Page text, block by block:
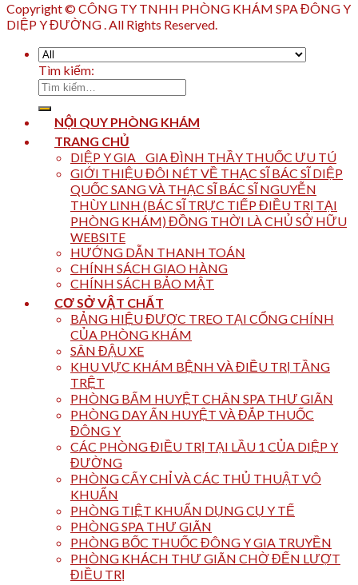
Copyright © CÔNG TY TNHH PHÒNG KHÁM SPA ĐÔNG Y
DIỆP Y ĐƯỜNG . All Rights Reserved.
Tìm kiếm:
NỘI QUY PHÒNG KHÁM
TRANG CHỦ
DIỆP Y GIA _ GIA ĐÌNH THẦY THUỐC ƯU TÚ
GIỚI THIỆU ĐÔI NÉT VỀ THẠC SĨ BÁC SĨ DIỆP
QUỐC SANG VÀ THẠC SĨ BÁC SĨ NGUYỄN
THÙY LINH (BÁC SĨ TRỰC TIẾP ĐIỀU TRỊ TẠI
PHÒNG KHÁM) ĐỒNG THỜI LÀ CHỦ SỞ HỮU
WEBSITE
HƯỚNG DẪN THANH TOÁN
CHÍNH SÁCH GIAO HÀNG
CHÍNH SÁCH BẢO MẬT
CƠ SỞ VẬT CHẤT
BẢNG HIỆU ĐƯỢC TREO TẠI CỔNG CHÍNH
CỦA PHÒNG KHÁM
SÂN ĐẬU XE
KHU VỰC KHÁM BỆNH VÀ ĐIỀU TRỊ TẦNG
TRỆT
PHÒNG BẤM HUYỆT CHÂN SPA THƯ GIÃN
PHÒNG DAY ẤN HUYỆT VÀ ĐẮP THUỐC
ĐÔNG Y
CÁC PHÒNG ĐIỀU TRỊ TẠI LẦU 1 CỦA DIỆP Y
ĐƯỜNG
PHÒNG CẤY CHỈ VÀ CÁC THỦ THUẬT VÔ
KHUẨN
PHÒNG TIỆT KHUẨN DỤNG CỤ Y TẾ
PHÒNG SPA THƯ GIÃN
PHÒNG BỐC THUỐC ĐÔNG Y GIA TRUYỀN
PHÒNG KHÁCH THƯ GIÃN CHỜ ĐẾN LƯỢT
ĐIỀU TRỊ